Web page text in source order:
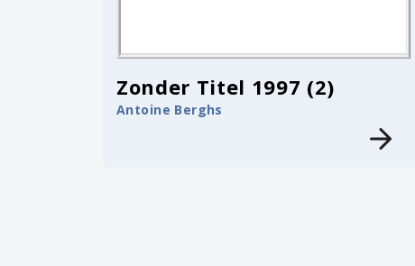
Zonder Titel 1997 (2)
Antoine Berghs